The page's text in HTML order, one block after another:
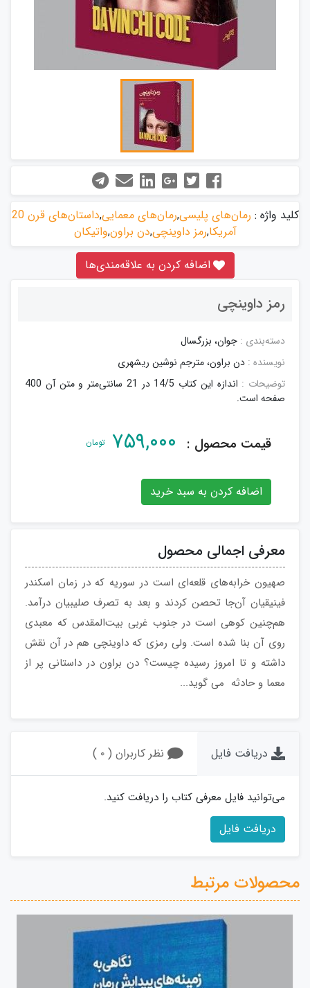
کلید واژه : رمان‌های پلیسی,رمان‌های معمایی,
داستان‌های قرن 20
آمریکا,رمز داوینچی,دن براون,واتیکان
اضافه کردن به علاقه‌مندی‌ها
رمز داوینچی
دسته‌بندی : جوان، بزرگسال
نویسنده : دن براون، مترجم نوشین ریشهری
توضیحات :
اندازه این کتاب 14/5 در 21 سانتی‌متر و متن آن 400
صفحه است.
قیمت محصول : ۷۵۹,۰۰۰ تومان
اضافه کردن به سبد خرید
معرفی اجمالی محصول
صهیون خرابه‌های قلعه‌ای است در سوریه که در زمان اسکندر
فینیقیان آن‌جا تحصن کردند و بعد به تصرف صلیبیان درآمد.
هم‌چنین کوهی است در جنوب غربی بیت‌المقدس که معبدی
روی آن بنا شده است. ولی رمزی که داوینچی هم در آن نقش
داشته و تا امروز رسیده چیست؟ دن براون در داستانی پر از
معما و حادثه می‌ گوید...
دریافت فایل نظر کاربران ( ۰ )
می‌توانید فایل معرفی کتاب را دریافت کنید.
دریافت فایل
محصولات مرتبط